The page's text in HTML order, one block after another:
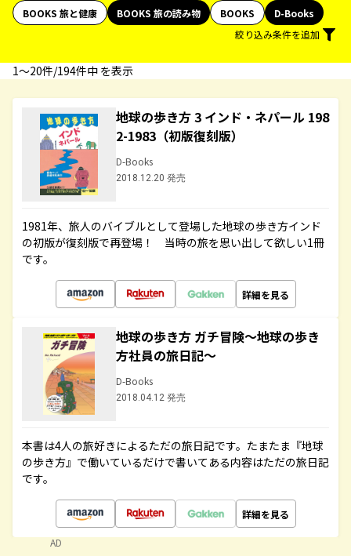
BOOKS 旅と健康
BOOKS 旅の読み物 BOOKS
D-Books
絞り込み条件を追加
1〜20件/194件中 を表示
地球の歩き方 3 インド・ネパール 198
2-1983（初版復刻版）
D-Books
2018.12.20 発売
1981年、旅人のバイブルとして登場した地球の歩き方インド
の初版が復刻版で再登場！ 当時の旅を思い出して欲しい1冊
です。
詳細を見る
地球の歩き方 ガチ冒険～地球の歩き
方社員の旅日記～
D-Books
2018.04.12 発売
本書は4人の旅好きによるただの旅日記です。たまたま『地球
の歩き方』で働いているだけで書いてある内容はただの旅日記
です。
詳細を見る
AD